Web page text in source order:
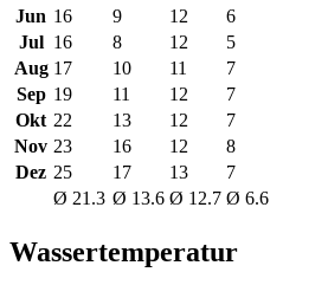
Jun 16 9 12
6
Jul 16 8 12
5
Aug 17 10 11
7
Sep 19 11 12
7
Okt 22 13 12
7
Nov 23 16 12
8
Dez 25 17 13
7
Ø 21.3 Ø 13.6 Ø 12.7 Ø 6.6
Wassertemperatur